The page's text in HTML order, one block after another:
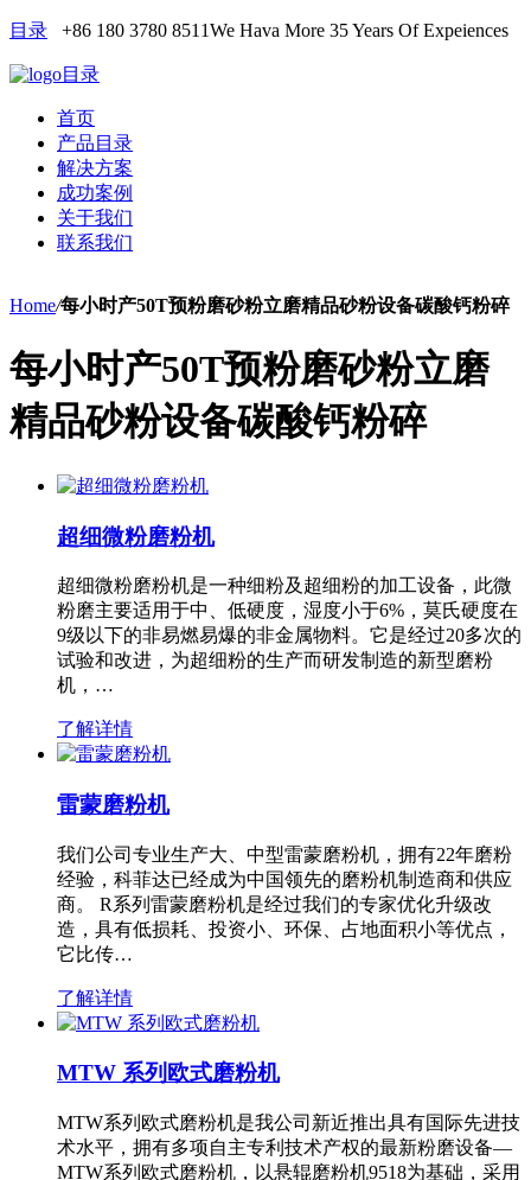
目录 +86 180 3780 8511We Hava More 35 Years Of Expeiences
目录
首页
产品目录
解决方案
成功案例
关于我们
联系我们
Home/每小时产50T预粉磨砂粉立磨精品砂粉设备碳酸钙粉碎
每小时产50T预粉磨砂粉立磨
精品砂粉设备碳酸钙粉碎
超细微粉磨粉机
超细微粉磨粉机是一种细粉及超细粉的加工设备，此微
粉磨主要适用于中、低硬度，湿度小于6%，莫氏硬度在
9级以下的非易燃易爆的非金属物料。它是经过20多次的
试验和改进，为超细粉的生产而研发制造的新型磨粉
机，…
了解详情
雷蒙磨粉机
我们公司专业生产大、中型雷蒙磨粉机，拥有22年磨粉
经验，科菲达已经成为中国领先的磨粉机制造商和供应
商。 R系列雷蒙磨粉机是经过我们的专家优化升级改
造，具有低损耗、投资小、环保、占地面积小等优点，
它比传…
了解详情
MTW 系列欧式磨粉机
MTW系列欧式磨粉机是我公司新近推出具有国际先进技
术水平，拥有多项自主专利技术产权的最新粉磨设备—
MTW系列欧式磨粉机，以悬辊磨粉机9518为基础，采用